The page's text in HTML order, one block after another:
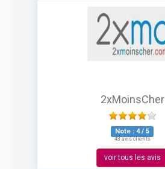
2xMoinsCher
Note : 4/ 5
43 avis clients
voir tous les avis